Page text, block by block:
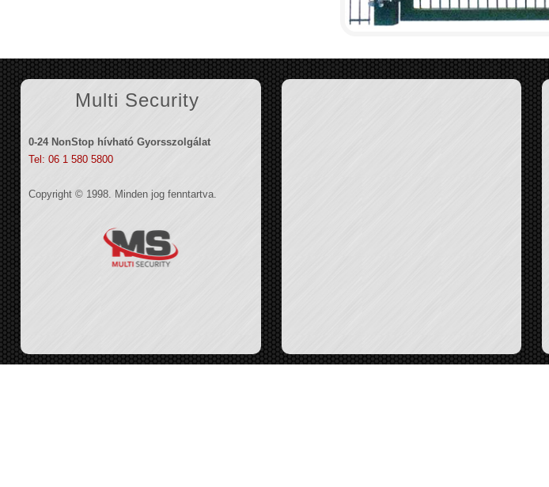
Multi Security
0-24 NonStop hívható Gyorsszolgálat
Tel: 06 1 580 5800
Copyright © 1998. Minden jog fenntartva.